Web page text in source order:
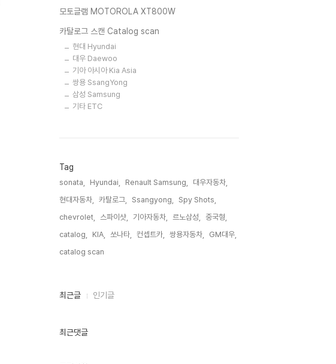
모토글램 MOTOROLA XT800W
카탈로그 스캔 Catalog scan
현대 Hyundai
대우 Daewoo
기아 아시아 Kia Asia
쌍용 SsangYong
삼성 Samsung
기타 ETC
Tag
sonata, Hyundai, Renault Samsung,
대우자동차,
현대자동차,
카탈로그, Ssangyong,
Spy Shots,
chevrolet,
스파이샷, 기아자동차, 르노삼성,
중국형,
catalog,
KIA, 쏘나타, 컨셉트카, 쌍용자동차,
GM대우,
catalog scan,
최
인
최근글 인기글
최근댓글